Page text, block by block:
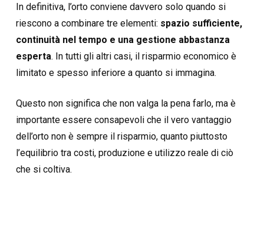
In definitiva, l’orto conviene davvero solo quando si
riescono a combinare tre elementi: spazio sufficiente,
continuità nel tempo e una gestione abbastanza
esperta. In tutti gli altri casi, il risparmio economico è
limitato e spesso inferiore a quanto si immagina.
Questo non significa che non valga la pena farlo, ma è
importante essere consapevoli che il vero vantaggio
dell’orto non è sempre il risparmio, quanto piuttosto
l’equilibrio tra costi, produzione e utilizzo reale di ciò
che si coltiva.